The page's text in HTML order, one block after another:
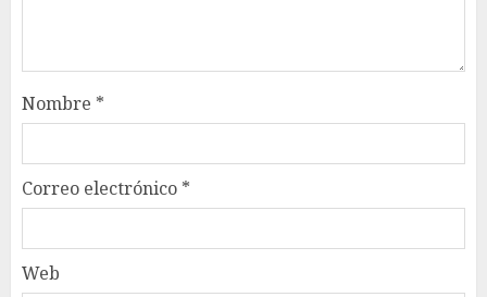
Nombre *
Correo electrónico *
Web